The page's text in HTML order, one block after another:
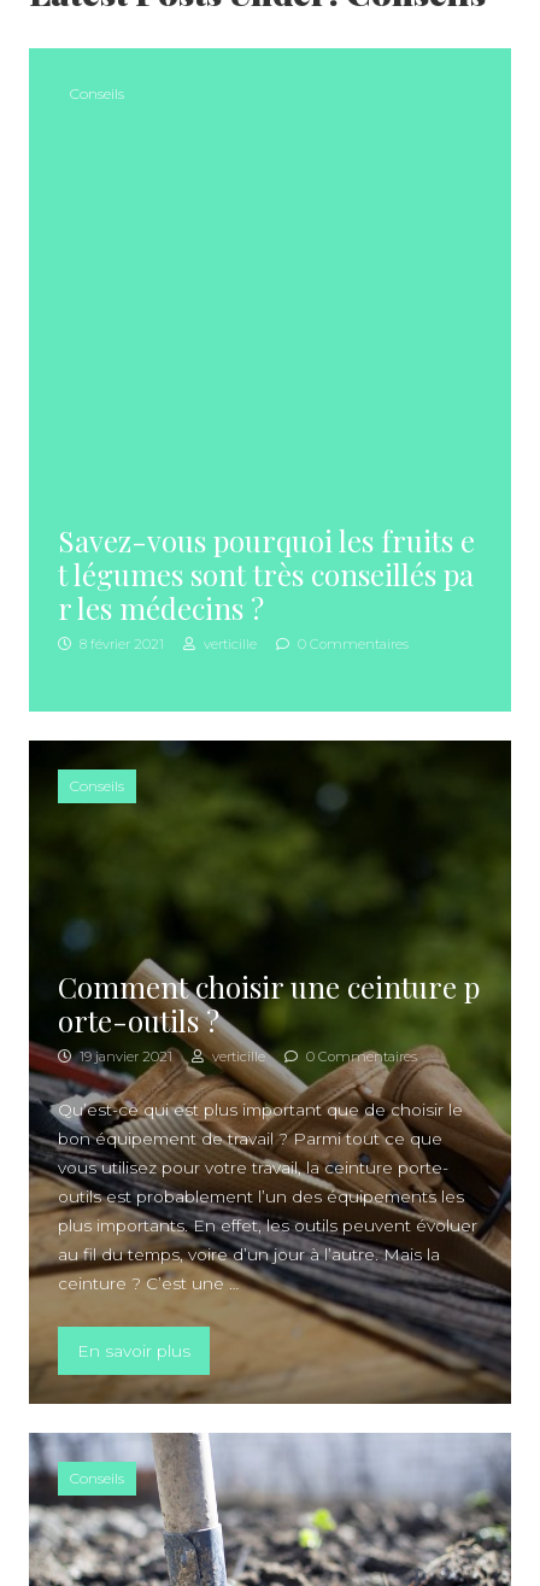
Conseils
Savez-vous pourquoi les fruits e
t légumes sont très conseillés pa
r les médecins ?
8 février 2021 verticille 0 Commentaires
Conseils
Comment choisir une ceinture p
orte-outils ?
19 janvier 2021 verticille 0 Commentaires
Qu’est-ce qui est plus important que de choisir le
bon équipement de travail ? Parmi tout ce que
vous utilisez pour votre travail, la ceinture porte-
outils est probablement l’un des équipements les
plus importants. En effet, les outils peuvent évoluer
au fil du temps, voire d’un jour à l’autre. Mais la
ceinture ? C’est une …
En savoir plus« Comment choisir une ceinture porte-
Conseils
A PROPOS